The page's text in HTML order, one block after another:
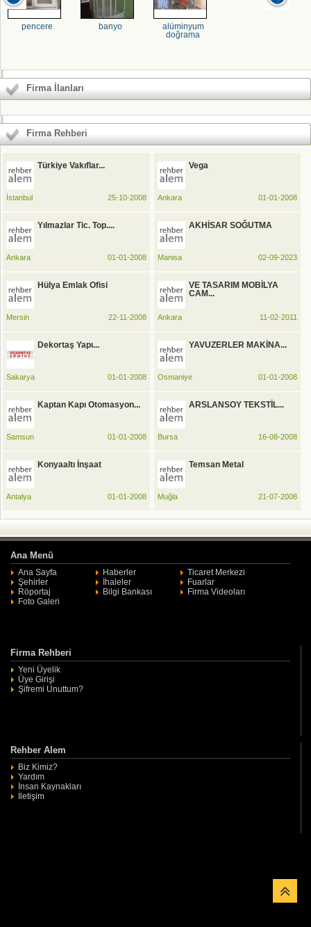
pencere banyo
alüminyum
doğrama
Firma İlanları
Firma Rehberi
Türkiye Vakıflar...
İstanbul 25-10-2008
Vega
Ankara 01-01-2008
Yılmazlar Tic. Top....
Ankara 01-01-2008
AKHİSAR SOĞUTMA
Manisa 02-09-2023
Hülya Emlak Ofisi
Mersin 22-11-2008
VE TASARIM MOBİLYA
CAM...
Ankara 11-02-2011
Dekortaş Yapı...
Sakarya 01-01-2008
YAVUZERLER MAKİNA...
Osmaniye 01-01-2008
Kaptan Kapı Otomasyon...
Samsun 01-01-2008
ARSLANSOY TEKSTİL...
Bursa 16-08-2008
Konyaaltı İnşaat
Antalya 01-01-2008
Temsan Metal
Muğla 21-07-2008
Ana Menü
Ana Sayfa Haberler
Ticaret Merkezi
Şehirler
İhaleler
Fuarlar
Röportaj
Bilgi Bankası
Firma Videoları
Foto Galeri
Firma Rehberi
Yeni Üyelik
Üye Girişi
Şifremi Unuttum?
Rehber Alem
Biz Kimiz?
Yardım
İnsan Kaynakları
İletişim